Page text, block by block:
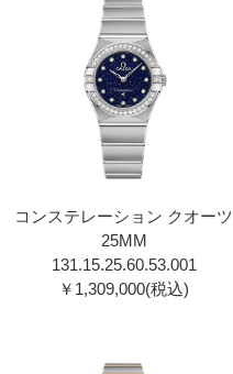
コンステレーション クオーツ
25MM
131.15.25.60.53.001
￥1,309,000(税込)